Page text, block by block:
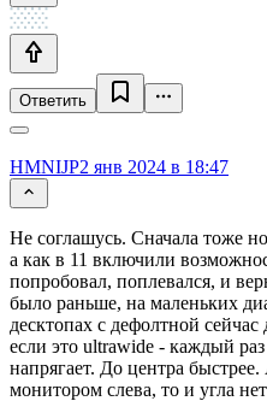
Ответить
HMNIJP2 янв 2024 в 18:47
Не соглашусь. Сначала тоже
а как в 11 включили
попробовал, поплевался, и
было раньше, на маленьких
десктопах с дефолтной
если это ultrawide - каждый
напрягает. До центра
монитором слева, то и угла